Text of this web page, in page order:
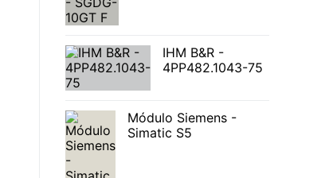
IHM B&R -
4PP482.1043-75
Módulo Siemens -
Simatic S5